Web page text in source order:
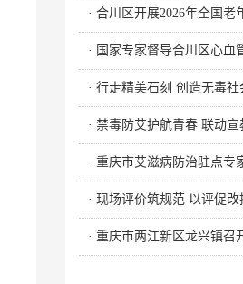
· 合川区开展2026年全国老
· 国家专家督导合川区心
· 行走精美石刻 创造无毒社
· 禁毒防艾护航青春 联动
· 重庆市艾滋病防治驻点
· 现场评价筑规范 以评促改
· 重庆市两江新区龙兴镇召